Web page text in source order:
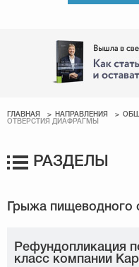
ГЛАВНАЯ НАПРАВЛЕНИЯ
ОТВЕРСТИЯ ДИАФРАГМЫ
РАЗДЕЛЫ
Рефундопликация
класс компании